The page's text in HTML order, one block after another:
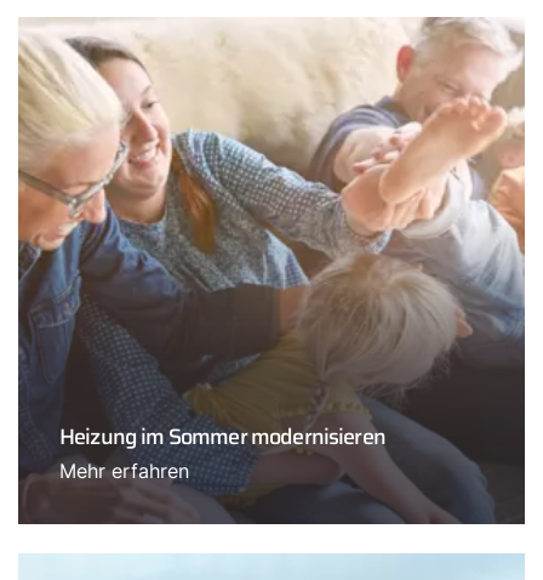
Heizung im Sommer modernisieren
Mehr erfahren